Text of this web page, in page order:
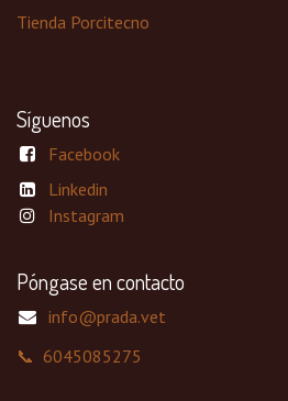
Tienda Porcitecno
Síguenos
Facebook
Linkedin
Instagram
Póngase en contacto
info@prada.vet
📞 6045085275